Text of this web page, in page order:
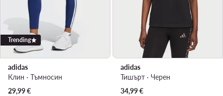
Trending
adidas
Клин · Тъмносин
29,99€
adidas
Тишърт · Черен
34,99€